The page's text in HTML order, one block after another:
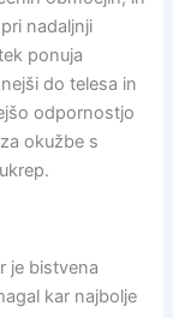
nadaljnji
ponuja
do telesa in
odpornostjo
okužbe s
je bistvena
kar najbolje